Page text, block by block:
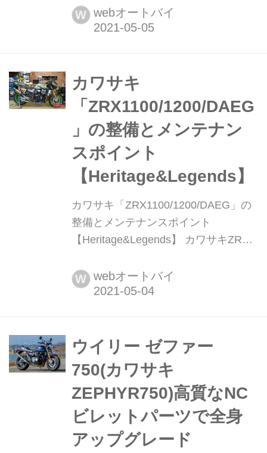
Legends 愛車とのバイクライフを、よ
り豊かに楽しむためのアイデアを提供
ョップや最新パーツ&アパレルの深堀
り情報も満載! handl-mag.com 眼前に
今再...
W webオートバイ
カワサキ
「ZRX1100/1200/DAEG
」の整備とメンテナン
スポイント
【Heritage&Legends】
カワサキ「ZRX1100/1200/DAEG」の
整備とメンテナンスポイント
【Heritage&Legends】 カワサキZRX
ルに長年使われてきた左サイドカムチ
ェーンエンジン。車歴も長いものが多
けたい。ならばどうしたらいいか?
ZRX1100/1200/DAEGのパーツ&カス
タム車製作...
W webオートバイ
ウイリー ゼファー
750(カワサキ
ZEPHYR750)高質なNC
ビレットパーツで全身
アップグレード